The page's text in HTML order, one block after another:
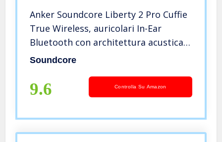
Anker Soundcore Liberty 2 Pro Cuffie
True Wireless, auricolari In-Ear
Bluetooth con architettura acustica
coassiale Astria, 32 ore di
personalizzata, ricarica wireless
Soundcore
9.6 Controlla Su Amazon